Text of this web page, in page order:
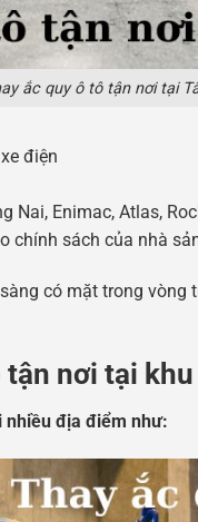
ắc quy ô tô tận nơi tại
điện
Nai, Enimac, Atlas,
chính sách của nhà
có mặt trong
nơi tại khu
nhiều địa điểm như: